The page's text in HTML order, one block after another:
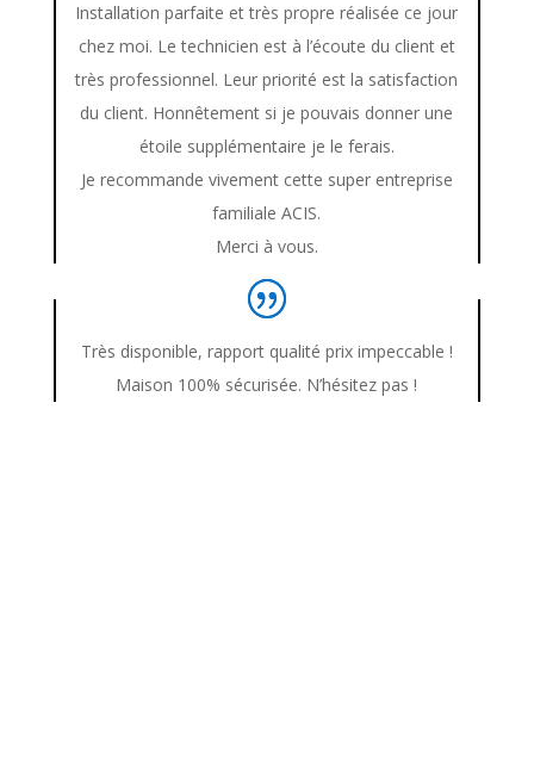
Installation parfaite et très propre réalisée ce jour
chez moi. Le technicien est à l’écoute du client et
très professionnel. Leur priorité est la satisfaction
du client. Honnêtement si je pouvais donner une
étoile supplémentaire je le ferais.
Je recommande vivement cette super entreprise
familiale ACIS.
Merci à vous.
Très disponible, rapport qualité prix impeccable !
Maison 100% sécurisée. N’hésitez pas !